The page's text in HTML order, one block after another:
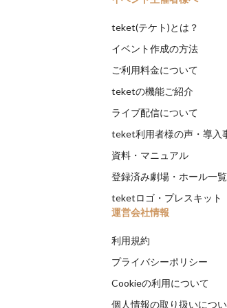
teket(テケト)とは？
イベント作成の方法
ご利用料金について
teketの機能ご紹介
ライブ配信について
teket利用者様の声・導入
資料・マニュアル
登録済み劇場・ホール一覧
teketロゴ・プレスキット
運営会社情報
利用規約
プライバシーポリシー
Cookieの利用について
個人情報の取り扱いにつ